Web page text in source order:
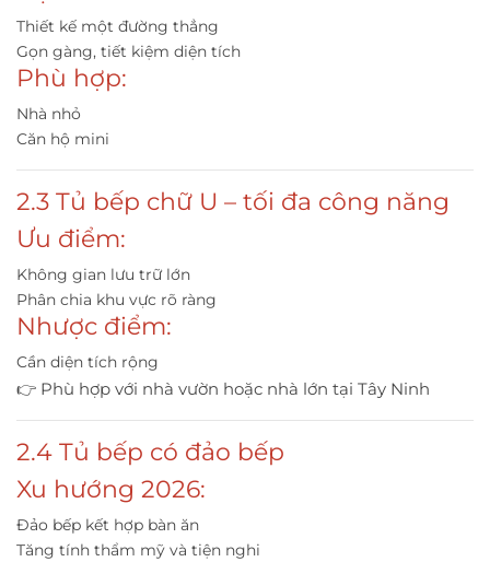
Thiết kế một đường thẳng
Gọn gàng, tiết kiệm diện tích
Phù hợp:
Nhà nhỏ
Căn hộ mini
2.3 Tủ bếp chữ U – tối đa công năng
Ưu điểm:
Không gian lưu trữ lớn
Phân chia khu vực rõ ràng
Nhược điểm:
Cần diện tích rộng
👉 Phù hợp với nhà vườn hoặc nhà lớn tại Tây Ninh
2.4 Tủ bếp có đảo bếp
Xu hướng 2026:
Đảo bếp kết hợp bàn ăn
Tăng tính thẩm mỹ và tiện nghi